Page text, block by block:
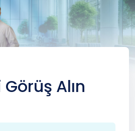
Alın